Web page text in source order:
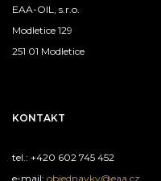
EAA-OIL, s.r.o.
Modletice 129
251 01 Modletice
KONTAKT
tel.: +420 602 745 452
e-mail: objednavky@eaa.cz